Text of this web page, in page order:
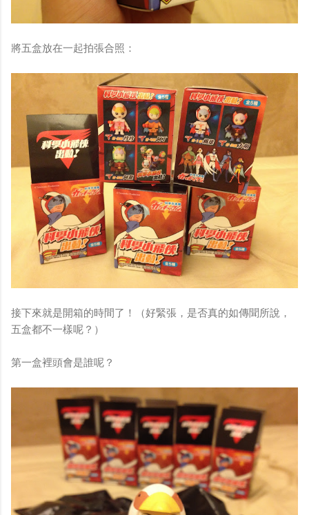
將五盒放在一起拍張合照：
接下來就是開箱的時間了！（好緊張，是否真的如傳聞所說，
五盒都不一樣呢？）
第一盒裡頭會是誰呢？